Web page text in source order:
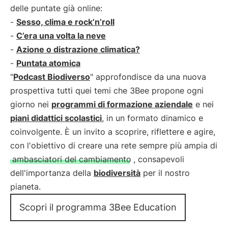
delle puntate già online:
- Sesso, clima e rock’n’roll
- C’era una volta la neve
- Azione o distrazione climatica?
- Puntata atomica
"Podcast Biodiverso" approfondisce da una nuova
prospettiva tutti quei temi che 3Bee propone ogni
giorno nei programmi di formazione aziendale e nei
piani didattici scolastici, in un formato dinamico e
coinvolgente. È un invito a scoprire, riflettere e agire,
con l'obiettivo di creare una rete sempre più ampia di
ambasciatori del cambiamento , consapevoli
dell'importanza della biodiversità per il nostro
pianeta.
Scopri il programma 3Bee Education